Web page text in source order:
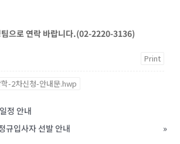
으로 연락 바랍니다.(02-2220-3136)
Print
-2차신청-안내문.hwp
정 안내
규입사자 선발 안내
»